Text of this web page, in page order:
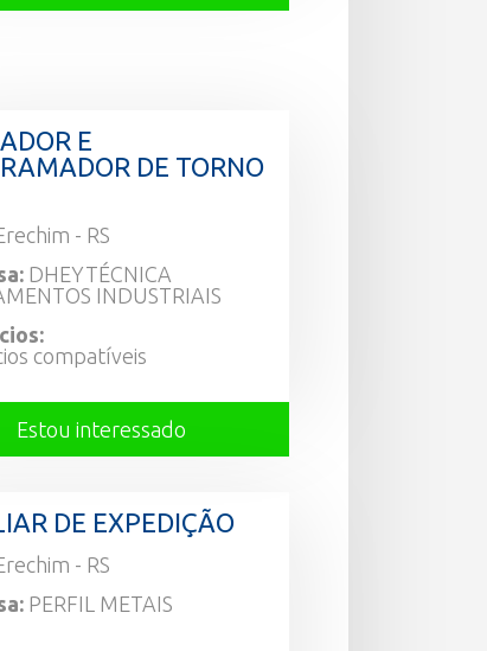
E
DE TORNO
- RS
DHEYTÉCNICA
INDUSTRIAIS
compatíveis
Estou interessado
DE EXPEDIÇÃO
- RS
PERFIL METAIS